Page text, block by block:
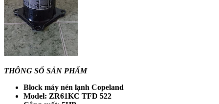
THÔNG SỐ SẢN PHẨM
Block máy nén lạnh Copeland
Model: ZR61KC TFD 522